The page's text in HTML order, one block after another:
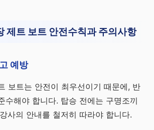
제트 보트 안전수칙과 주의사항
예방
보트는 안전이 최우선이기 때문에, 반
수해야 합니다. 탑승 전에는 구명조끼
사의 안내를 철저히 따라야 합니다.